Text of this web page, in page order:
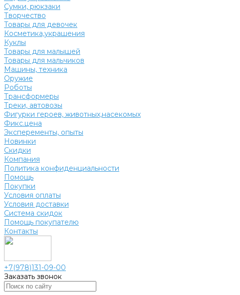
Сумки, рюкзаки
Творчество
Товары для девочек
Косметика,украшения
Куклы
Товары для малышей
Товары для мальчиков
Машины, техника
Оружие
Роботы
Трансформеры
Треки, автовозы
Фигурки героев, животных,насекомых
Фикс.цена
Эксперементы, опыты
Новинки
Скидки
Компания
Политика конфиденциальности
Помощь
Покупки
Условия оплаты
Условия доставки
Система скидок
Помощь покупателю
Контакты
+7(978)131-09-00
Заказать звонок